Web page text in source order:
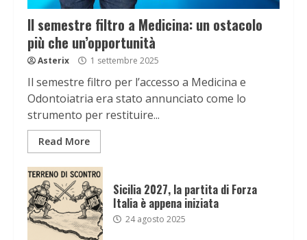
Il semestre filtro a Medicina: un ostacolo
più che un’opportunità
Asterix 1 settembre 2025
Il semestre filtro per l’accesso a Medicina e
Odontoiatria era stato annunciato come lo
strumento per restituire...
Read More
Sicilia 2027, la partita di Forza
Italia è appena iniziata
24 agosto 2025